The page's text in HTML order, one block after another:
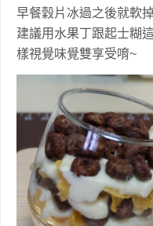
早餐穀片冰過之後就軟
建議用水果丁跟起士糊
樣視覺味覺雙享受唷~